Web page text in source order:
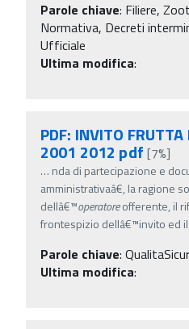
Parole chiave: Filiere,
Normativa, Decreti
Ufficiale
Ultima modifica:
PDF: INVITO FRUTTA
2001 2012 pdf [7%]
… nda di partecipazione e
amministrativaâ€, la ragione
dellâ€™operatoreofferente, il
frontespizio dellâ€™invito ed
Parole chiave:
Ultima modifica: